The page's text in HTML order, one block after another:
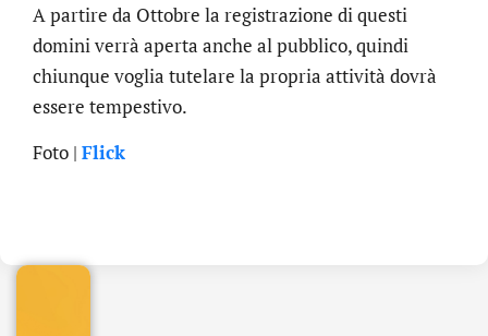
A partire da Ottobre la registrazione di questi
domini verrà aperta anche al pubblico, quindi
chiunque voglia tutelare la propria attività dovrà
essere tempestivo.
Foto | Flick